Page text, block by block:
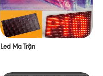
Led Ma Trận